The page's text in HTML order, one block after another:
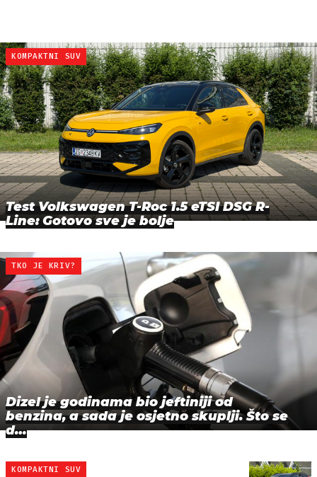
KOMPAKTNI SUV
Test Volkswagen T-Roc 1.5 eTSI DSG R-
Line: Gotovo sve je bolje
TKO JE KRIV?
Dizel je godinama bio jeftiniji od
benzina, a sada je osjetno skuplji. Što se
d…
KOMPAKTNI SUV